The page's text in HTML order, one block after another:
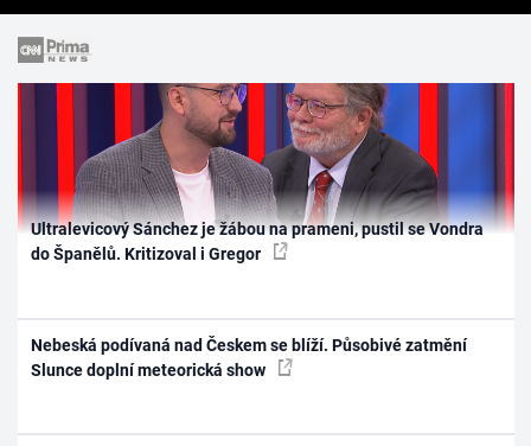
Ultralevicový Sánchez je žábou na prameni, pustil se Vondra
do Španělů. Kritizoval i Gregor
Nebeská podívaná nad Českem se blíží. Působivé zatmění
Slunce doplní meteorická show